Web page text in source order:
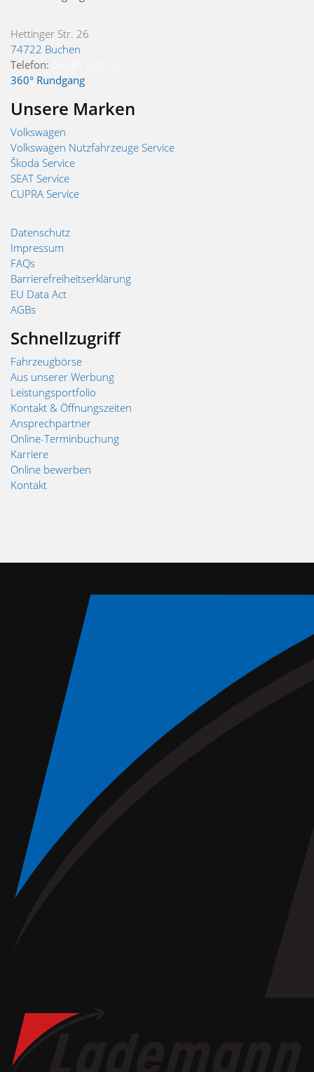
Hettinger Str. 26
74722 Buchen
Telefon:
360° Rundgang
Unsere Marken
Volkswagen
Volkswagen Nutzfahrzeuge Service
Škoda Service
SEAT Service
CUPRA Service
Datenschutz
Impressum
FAQs
Barrierefreiheitserklärung
EU Data Act
AGBs
Schnellzugriff
Fahrzeugbörse
Aus unserer Werbung
Leistungsportfolio
Kontakt & Öffnungszeiten
Ansprechpartner
Online-Terminbuchung
Karriere
Online bewerben
Kontakt